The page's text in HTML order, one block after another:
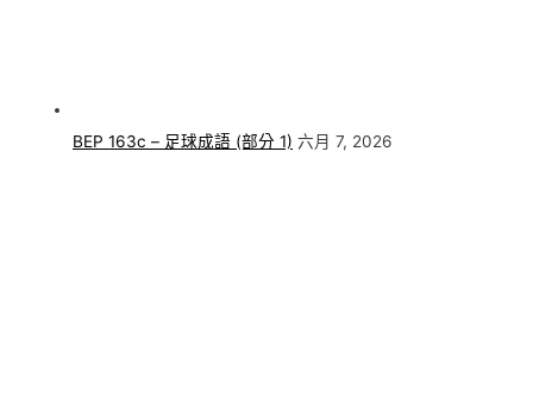
BEP 163c – 足球成語 (部分 1) 六月 7, 2026